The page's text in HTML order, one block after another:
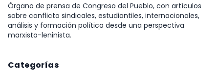
Órgano de prensa de Congreso del Pueblo, con artículos
sobre conflicto sindicales, estudiantiles, internacionales,
análisis y formación política desde una perspectiva
marxista-leninista.
Categorías